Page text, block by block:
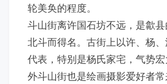
轮美奂的程度。
斗山街离许国石坊不远，是歙
北斗而得名。古街上以许、杨
代表，特别是杨氏家宅，气势
外斗山街也是绘画摄影爱好者